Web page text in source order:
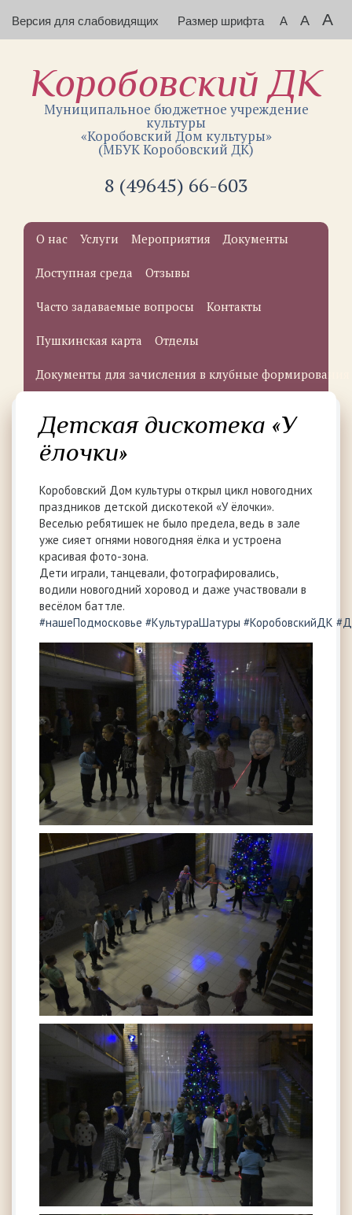
Версия для слабовидящих Размер шрифта A A A
Коробовский ДК
Муниципальное бюджетное учреждение
культуры
«Коробовский Дом культуры»
(МБУК Коробовский ДК)
8 (49645) 66-603
О нас Услуги Мероприятия Документы
Доступная среда Отзывы
Часто задаваемые вопросы Контакты
Пушкинская карта Отделы
Документы для зачисления в клубные формирования
Детская дискотека «У
ёлочки»
Коробовский Дом культуры открыл цикл новогодних
праздников детской дискотекой «У ёлочки».
Веселью ребятишек не было предела, ведь в зале
уже сияет огнями новогодняя ёлка и устроена
красивая фото-зона.
Дети играли, танцевали, фотографировались,
водили новогодний хоровод и даже участвовали в
весёлом баттле.
#нашеПодмосковье #КультураШатуры #КоробовскийДК